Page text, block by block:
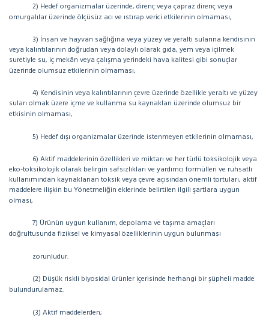
2) Hedef organizmalar üzerinde, direnç veya çapraz direnç veya
omurgalılar üzerinde ölçüsüz acı ve ıstırap verici etkilerinin olmaması,
3) İnsan ve hayvan sağlığına veya yüzey ve yeraltı sularına kendisinin
veya kalıntılarının doğrudan veya dolaylı olarak gıda, yem veya içilmek
suretiyle su, iç mekân veya çalışma yerindeki hava kalitesi gibi sonuçlar
üzerinde olumsuz etkilerinin olmaması,
4) Kendisinin veya kalıntılarının çevre üzerinde özellikle yeraltı ve yüzey
suları olmak üzere içme ve kullanma su kaynakları üzerinde olumsuz bir
etkisinin olmaması,
5) Hedef dışı organizmalar üzerinde istenmeyen etkilerinin olmaması,
6) Aktif maddelerinin özellikleri ve miktarı ve her türlü toksikolojik veya
eko-toksikolojik olarak belirgin safsızlıkları ve yardımcı formülleri ve ruhsatlı
kullanımından kaynaklanan toksik veya çevre açısından önemli tortuları, aktif
maddelere ilişkin bu Yönetmeliğin eklerinde belirtilen ilgili şartlara uygun
olması,
7) Ürünün uygun kullanım, depolama ve taşıma amaçları
doğrultusunda fiziksel ve kimyasal özelliklerinin uygun bulunması
zorunludur.
(2) Düşük riskli biyosidal ürünler içerisinde herhangi bir şüpheli madde
bulundurulamaz.
(3) Aktif maddelerden;